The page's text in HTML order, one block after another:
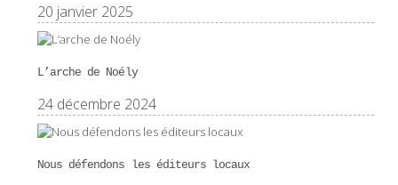
20 janvier 2025
L’arche de Noély
24 décembre 2024
Nous défendons les éditeurs locaux